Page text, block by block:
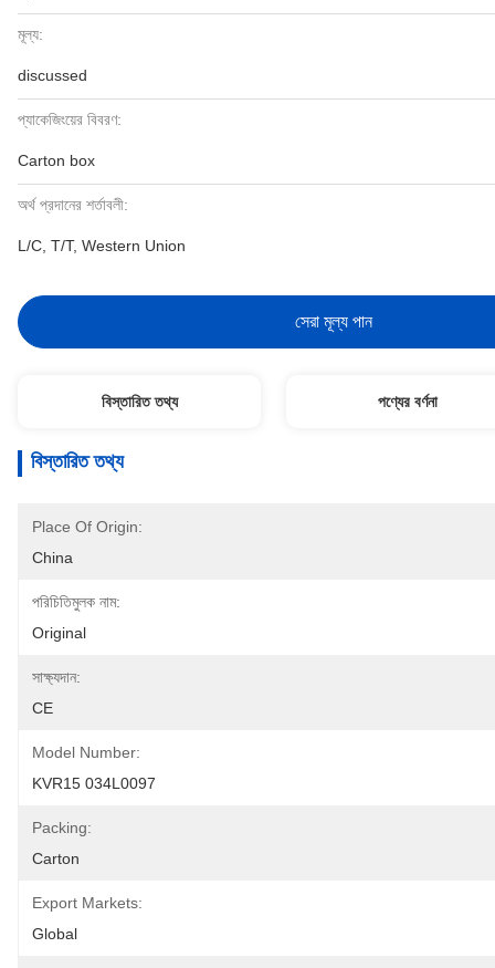
মূল্য:
discussed
প্যাকেজিংয়ের বিবরণ:
Carton box
অর্থ প্রদানের শর্তাবলী:
L/C, T/T, Western Union
সেরা মূল্য পান
বিস্তারিত তথ্য পণ্যের বর্ণনা
বিস্তারিত তথ্য
Place Of Origin:
China
পরিচিতিমুলক নাম:
Original
সাক্ষ্যদান:
CE
Model Number:
KVR15 034L0097
Packing:
Carton
Export Markets:
Global